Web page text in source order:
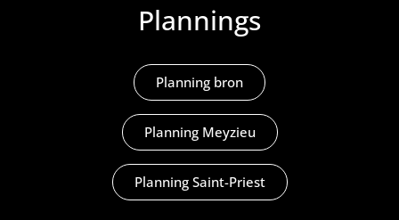
Plannings
Planning bron
Planning Meyzieu
Planning Saint-Priest